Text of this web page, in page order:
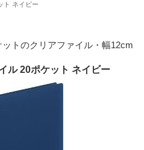
ト ネイビー
トのクリアファイル・幅12cm
ル 20ポケット ネイビー